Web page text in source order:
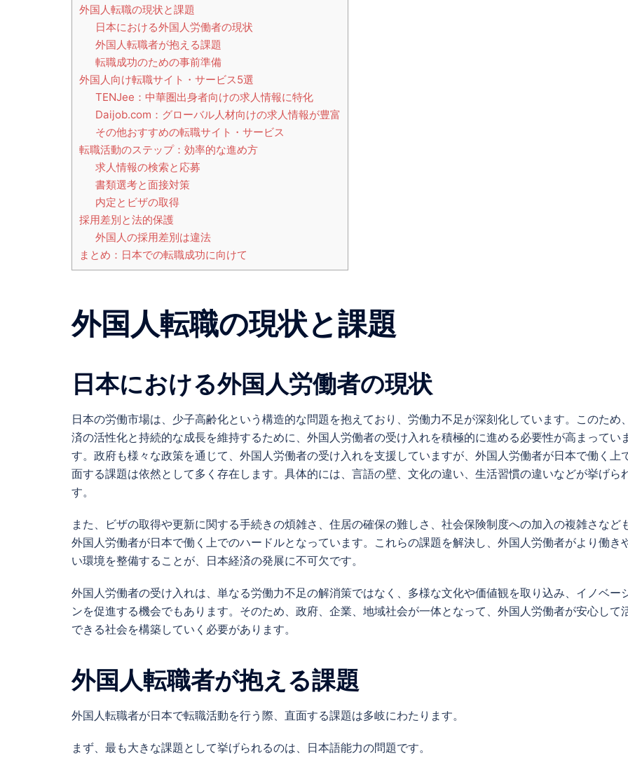
外国人転職の現状と課題
日本における外国人労働者の現状
外国人転職者が抱える課題
転職成功のための事前準備
外国人向け転職サイト・サービス5選
TENJee：中華圏出身者向けの求人情報に特化
Daijob.com：グローバル人材向けの求人情報が豊富
その他おすすめの転職サイト・サービス
転職活動のステップ：効率的な進め方
求人情報の検索と応募
書類選考と面接対策
内定とビザの取得
採用差別と法的保護
外国人の採用差別は違法
まとめ：日本での転職成功に向けて
外国人転職の現状と課題
日本における外国人労働者の現状
日本の労働市場は、少子高齢化という構造的な問題を抱えており、労働力不足が深刻化しています。このため
済の活性化と持続的な成長を維持するために、外国人労働者の受け入れを積極的に進める必要性が高まってい
す。政府も様々な政策を通じて、外国人労働者の受け入れを支援していますが、外国人労働者が日本で働く上
面する課題は依然として多く存在します。具体的には、言語の壁、文化の違い、生活習慣の違いなどが挙げら
す。
また、ビザの取得や更新に関する手続きの煩雑さ、住居の確保の難しさ、社会保険制度への加入の複雑さなども
外国人労働者が日本で働く上でのハードルとなっています。これらの課題を解決し、外国人労働者がより働き
い環境を整備することが、日本経済の発展に不可欠です。
外国人労働者の受け入れは、単なる労働力不足の解消策ではなく、多様な文化や価値観を取り込み、イノベー
ンを促進する機会でもあります。そのため、政府、企業、地域社会が一体となって、外国人労働者が安心して
できる社会を構築していく必要があります。
外国人転職者が抱える課題
外国人転職者が日本で転職活動を行う際、直面する課題は多岐にわたります。
まず、最も大きな課題として挙げられるのは、日本語能力の問題です。